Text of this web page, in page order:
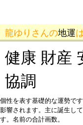
龍ゆりさんの地運
健康 財産
協調
個性を表す基礎的な運勢で
影響されます。主に誕生し
す。名前の合計画数。